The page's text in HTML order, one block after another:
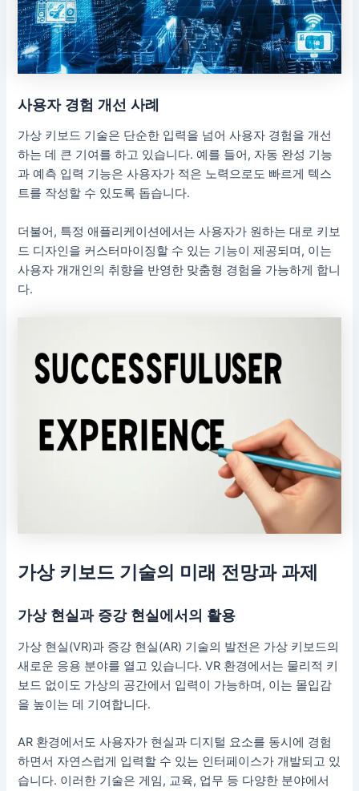
사용자 경험 개선 사례
가상 키보드 기술은 단순한 입력을 넘어 사용자 경험을 개선
하는 데 큰 기여를 하고 있습니다. 예를 들어, 자동 완성 기능
과 예측 입력 기능은 사용자가 적은 노력으로도 빠르게 텍스
트를 작성할 수 있도록 돕습니다.
더불어, 특정 애플리케이션에서는 사용자가 원하는 대로 키보
드 디자인을 커스터마이징할 수 있는 기능이 제공되며, 이는
사용자 개개인의 취향을 반영한 맞춤형 경험을 가능하게 합니
다.
가상 키보드 기술의 미래 전망과 과제
가상 현실과 증강 현실에서의 활용
가상 현실(VR)과 증강 현실(AR) 기술의 발전은 가상 키보드의
새로운 응용 분야를 열고 있습니다. VR 환경에서는 물리적 키
보드 없이도 가상의 공간에서 입력이 가능하며, 이는 몰입감
을 높이는 데 기여합니다.
AR 환경에서도 사용자가 현실과 디지털 요소를 동시에 경험
하면서 자연스럽게 입력할 수 있는 인터페이스가 개발되고 있
습니다. 이러한 기술은 게임, 교육, 업무 등 다양한 분야에서